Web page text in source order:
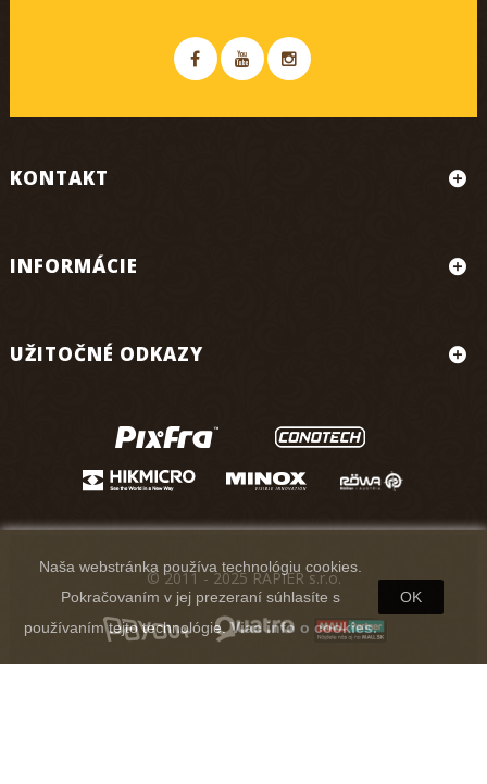
KONTAKT
INFORMÁCIE
UŽITOČNÉ ODKAZY
Naša webstránka používa technológiu cookies.
Pokračovaním v jej prezeraní súhlasíte s
používaním tejto technológie.Viac info o cookies.
OK
© 2011 - 2025 RAPIER s.r.o.